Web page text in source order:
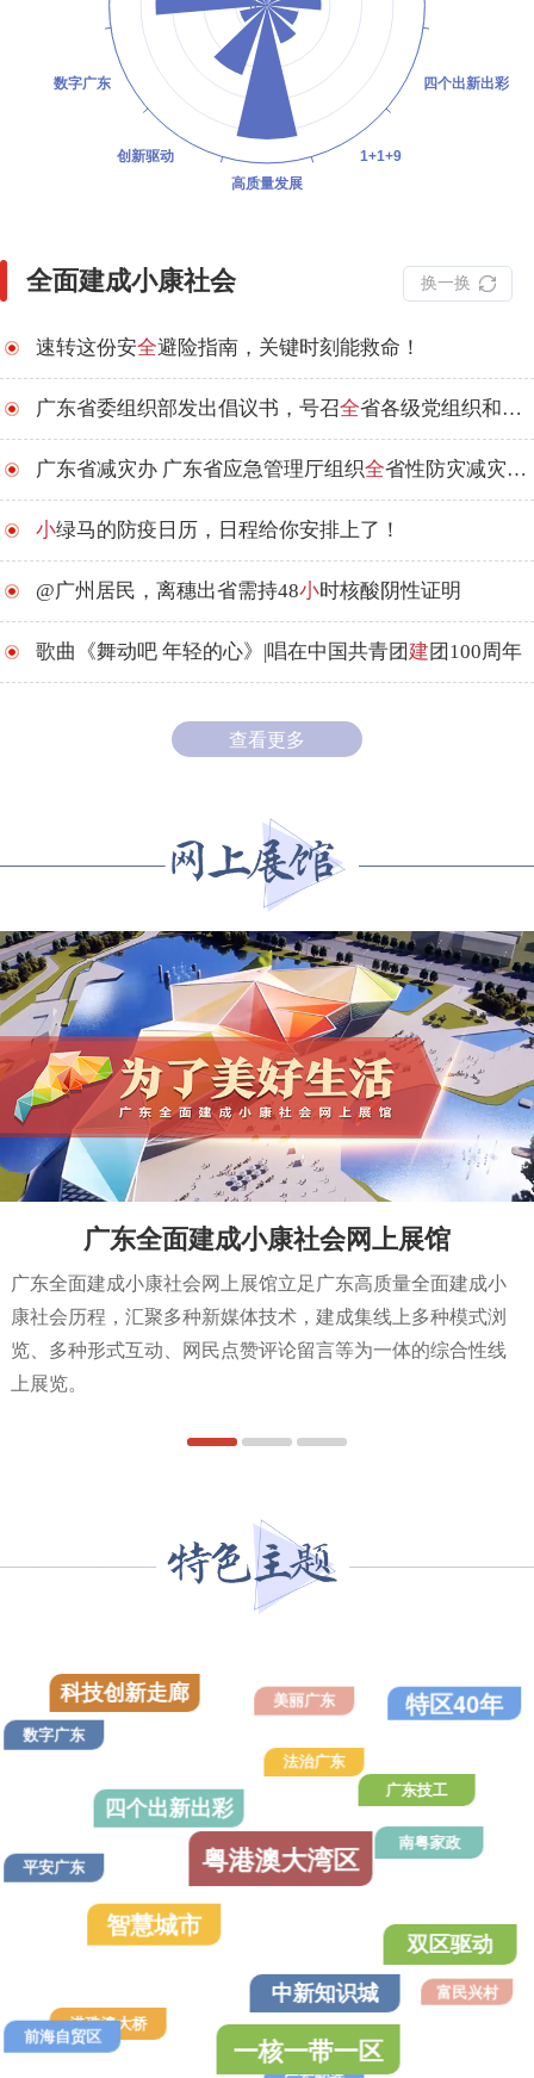
全面建成小康社会 换一换
速转这份安全避险指南，关键时刻能救命！
广东省委组织部发出倡议书，号召全省各级党组织和党员积极投身疫情防控和防汛救灾
广东省减灾办 广东省应急管理厅组织全省性防灾减灾宣传周线上宣传活动
小绿马的防疫日历，日程给你安排上了！
@广州居民，离穗出省需持48小时核酸阴性证明
歌曲《舞动吧 年轻的心》|唱在中国共青团建团100周年
查看更多
广东全面建成小康社会网上展馆
广东全面建成小康社会网上展馆立足广东高质量全面建成小
康社会历程，汇聚多种新媒体技术，建成集线上多种模式浏
览、多种形式互动、网民点赞评论留言等为一体的综合性线
上展览。
智慧城市
双区驱动
港珠澳大桥
前海自贸区
广东技工
特区40年
四个出新出彩
粤港澳大湾区
科技创新走廊
南粤家政
数字广东
广东智造
一核一带一区
富民兴村
美丽广东
中新知识城
法治广东
平安广东